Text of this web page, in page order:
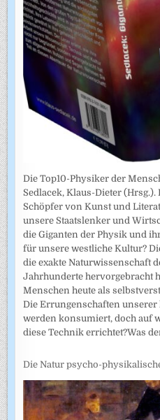
Die Top10-Physiker der
Sedlacek, Klaus-Dieter
Schöpfer von Kunst und
unsere Staatslenker und
die Giganten der Physik und
für unsere westliche Kultur?
die exakte Naturwissenschaft
Jahrhunderte hervorgebracht
Menschen heute als
Die Errungenschaften
werden konsumiert, doch auf
diese Technik errichtet?Was
Die Natur psycho-